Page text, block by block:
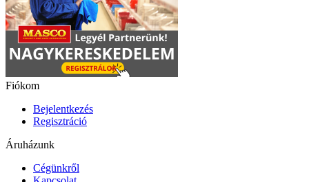
Fiókom
Bejelentkezés
Regisztráció
Áruházunk
Cégünkről